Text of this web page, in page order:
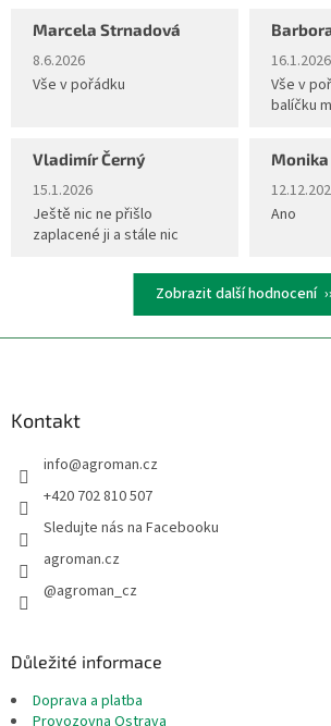
Marcela Strnadová
Hodnocení obchodu je 5 z 5 hvězdiček.
8.6.2026
Vše v pořádku
16.1.2026
Vše v
balíčku
Vladimír Černý
Hodnocení obchodu je 5 z 5 hvězdiček.
15.1.2026
Ještě nic ne přišlo
zaplacené ji a stále nic
Ano
Zobrazit další hodnocení
Kontakt
info@agroman.cz
+420 702 810 507
Sledujte nás na Facebooku
agroman.cz
@agroman_cz
Důležité informace
Doprava a platba